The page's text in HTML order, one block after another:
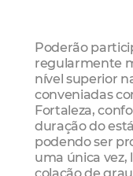
Poderão
regularmente
nível superior
conveniadas
Fortaleza,
duração do
podendo ser
uma única vez,
colação de